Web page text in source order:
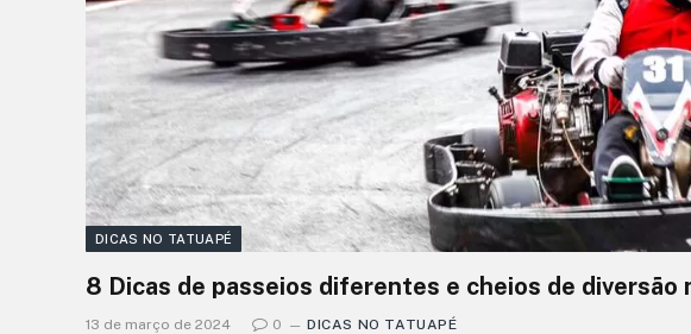
DICAS NO TATUAPÉ
8 Dicas de passeios diferentes e cheios de diversão
13 de março de 2024 0 DICAS NO TATUAPÉ